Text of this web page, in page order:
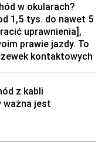
w okularach?
1,5 tys. do nawet 5
uprawnienia],
prawie jazdy. To
kontaktowych
z kabli
ważna jest